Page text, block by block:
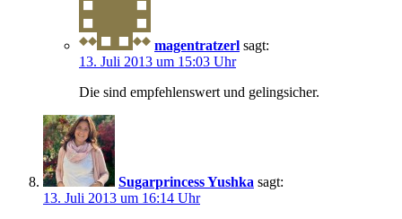
magentratzerl sagt:
13. Juli 2013 um 15:03 Uhr
Die sind empfehlenswert und gelingsicher.
Sugarprincess Yushka sagt:
13. Juli 2013 um 16:14 Uhr